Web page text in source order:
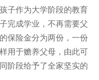
子作为大学阶段的教育
完成学业，不再需要父
保险金分为两份，一份
用于赡养父母，由此可
阶段给予了全家坚实的